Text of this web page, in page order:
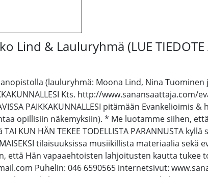
Lind & Lauluryhmä (LUE TIEDOTE
(lauluryhmä: Moona Lind, Nina Tuominen
Kts. http://
PAIKKAKUNNALLESI pitämään Evankelioimis &
opillisiin näkemyksiin). * Me luotamme siihen,
KUN HÄN TEKEE TODELLISTA PARANNUSTA
tilaisuuksissa musiikillista materiaalia sekä
Hän vapaaehtoisten lahjoitusten kautta tukee
Puhelin: 046 6590565 internetsivut: